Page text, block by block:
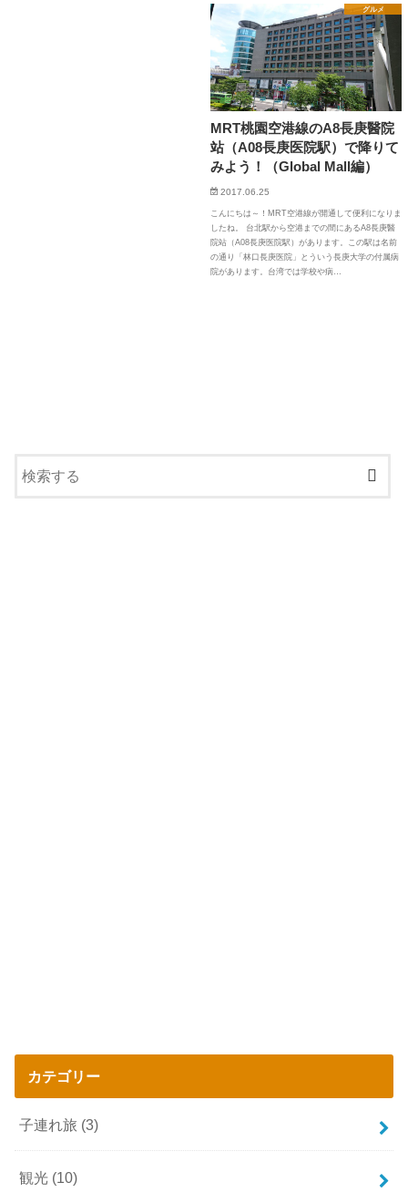
グルメ
MRT桃園空港線のA8長庚醫院
站（A08長庚医院駅）で降りて
みよう！（Global Mall編）
2017.06.25
こんにちは～！MRT空港線が開通して便利になりま
したね。 台北駅から空港までの間にあるA8長庚醫
院站（A08長庚医院駅）があります。この駅は名前
の通り「林口長庚医院」とういう長庚大学の付属病
院があります。台湾では学校や病…
カテゴリー
子連れ旅 (3)
観光 (10)